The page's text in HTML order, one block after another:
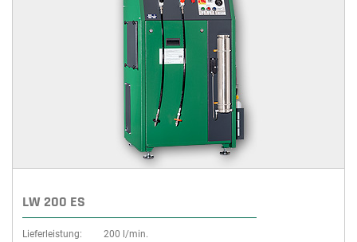
LW 200 ES
Lieferleistung:
200 l/min.